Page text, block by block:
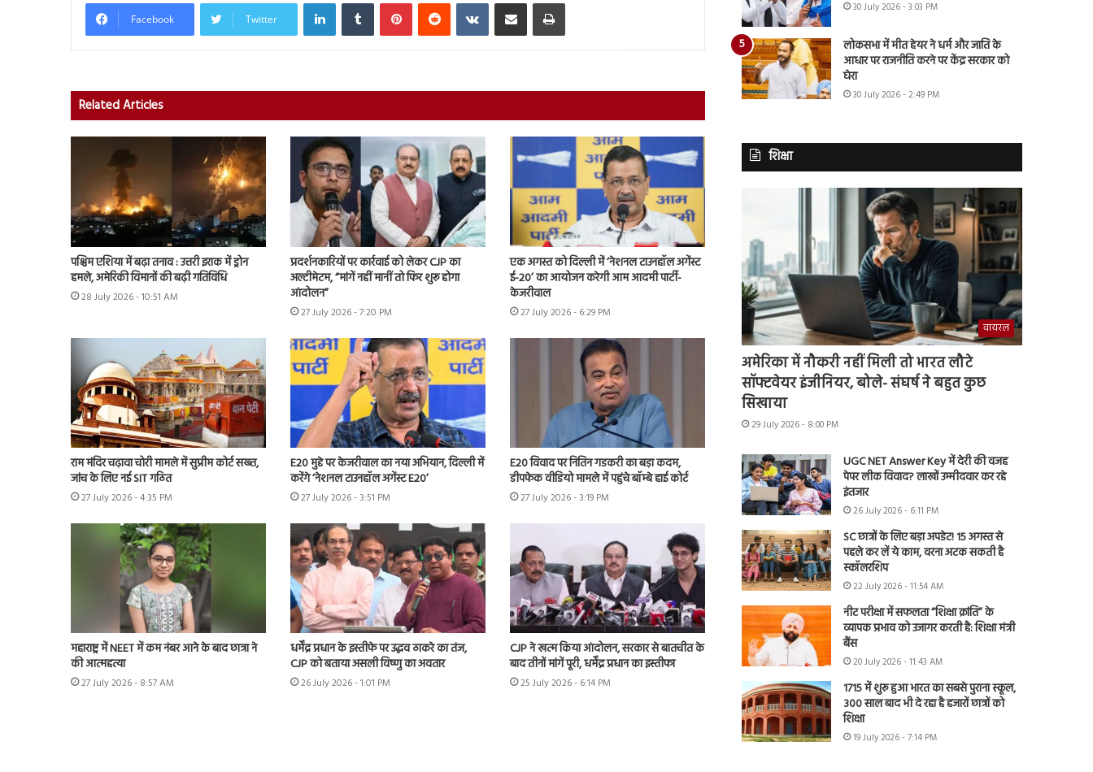
Facebook Twitter
Related Articles
पश्चिम एशिया में बढ़ा तनाव : उत्तरी इराक में ड्रोन
हमले, अमेरिकी विमानों की बढ़ी गतिविधि
28 July 2026 - 10:51 AM
प्रदर्शनकारियों पर कार्रवाई को लेकर CJP का
अल्टीमेटम, “मांगें नहीं मानीं तो फिर शुरू होगा
आंदोलन”
27 July 2026 - 7:20 PM
एक अगस्त को दिल्ली में ‘नेशनल टाउनहॉल अगेंस्ट
ई-20’ का आयोजन करेगी आम आदमी पार्टी-
केजरीवाल
27 July 2026 - 6:29 PM
राम मंदिर चढ़ावा चोरी मामले में सुप्रीम कोर्ट सख्त,
जांच के लिए नई SIT गठित
27 July 2026 - 4:35 PM
E20 मुद्दे पर केजरीवाल का नया अभियान, दिल्ली में
करेंगे ‘नेशनल टाउनहॉल अगेंस्ट E20’
27 July 2026 - 3:51 PM
E20 विवाद पर नितिन गडकरी का बड़ा कदम,
डीपफेक वीडियो मामले में पहुंचे बॉम्बे हाई कोर्ट
27 July 2026 - 3:19 PM
महाराष्ट्र में NEET में कम नंबर आने के बाद छात्रा ने
की आत्महत्या
27 July 2026 - 8:57 AM
धर्मेंद्र प्रधान के इस्तीफे पर उद्धव ठाकरे का तंज,
CJP को बताया असली विष्णु का अवतार
26 July 2026 - 1:01 PM
CJP ने खत्म किया आंदोलन, सरकार से बातचीत के
बाद तीनों मांगें पूरी, धर्मेंद्र प्रधान का इस्तीफा
25 July 2026 - 6:14 PM
30 July 2026 - 3:03 PM
लोकसभा में मीत हेयर ने धर्म और जाति के
आधार पर राजनीति करने पर केंद्र सरकार को
घेरा
30 July 2026 - 2:49 PM
शिक्षा
वायरल
अमेरिका में नौकरी नहीं मिली तो भारत लौटे
सॉफ्टवेयर इंजीनियर, बोले- संघर्ष ने बहुत कुछ
सिखाया
29 July 2026 - 8:00 PM
UGC NET Answer Key में देरी की वजह
पेपर लीक विवाद? लाखों उम्मीदवार कर रहे
इंतजार
26 July 2026 - 6:11 PM
SC छात्रों के लिए बड़ा अपडेट! 15 अगस्त से
पहले कर लें ये काम, वरना अटक सकती है
स्कॉलरशिप
22 July 2026 - 11:54 AM
नीट परीक्षा में सफलता “शिक्षा क्रांति” के
व्यापक प्रभाव को उजागर करती है: शिक्षा मंत्री
बैंस
20 July 2026 - 11:43 AM
1715 में शुरू हुआ भारत का सबसे पुराना स्कूल,
300 साल बाद भी दे रहा है हजारों छात्रों को
शिक्षा
19 July 2026 - 7:14 PM